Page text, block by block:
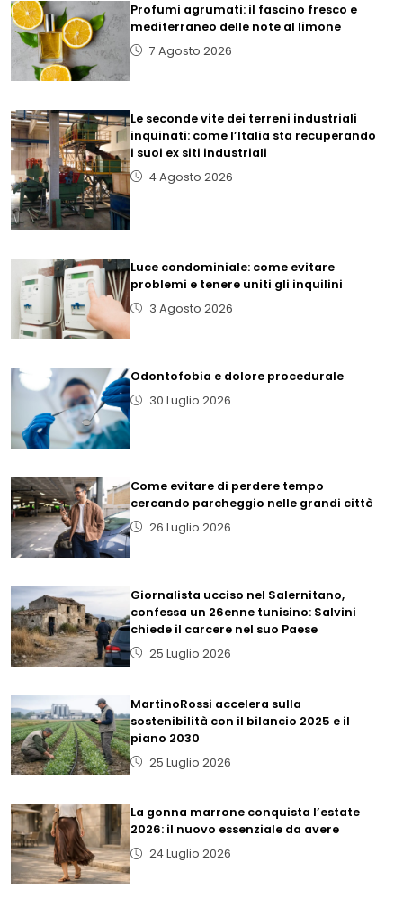
Profumi agrumati: il fascino fresco e
mediterraneo delle note al limone
7 Agosto 2026
Le seconde vite dei terreni industriali
inquinati: come l’Italia sta recuperando
i suoi ex siti industriali
4 Agosto 2026
Luce condominiale: come evitare
problemi e tenere uniti gli inquilini
3 Agosto 2026
Odontofobia e dolore procedurale
30 Luglio 2026
Come evitare di perdere tempo
cercando parcheggio nelle grandi città
26 Luglio 2026
Giornalista ucciso nel Salernitano,
confessa un 26enne tunisino: Salvini
chiede il carcere nel suo Paese
25 Luglio 2026
MartinoRossi accelera sulla
sostenibilità con il bilancio 2025 e il
piano 2030
25 Luglio 2026
La gonna marrone conquista l’estate
2026: il nuovo essenziale da avere
24 Luglio 2026